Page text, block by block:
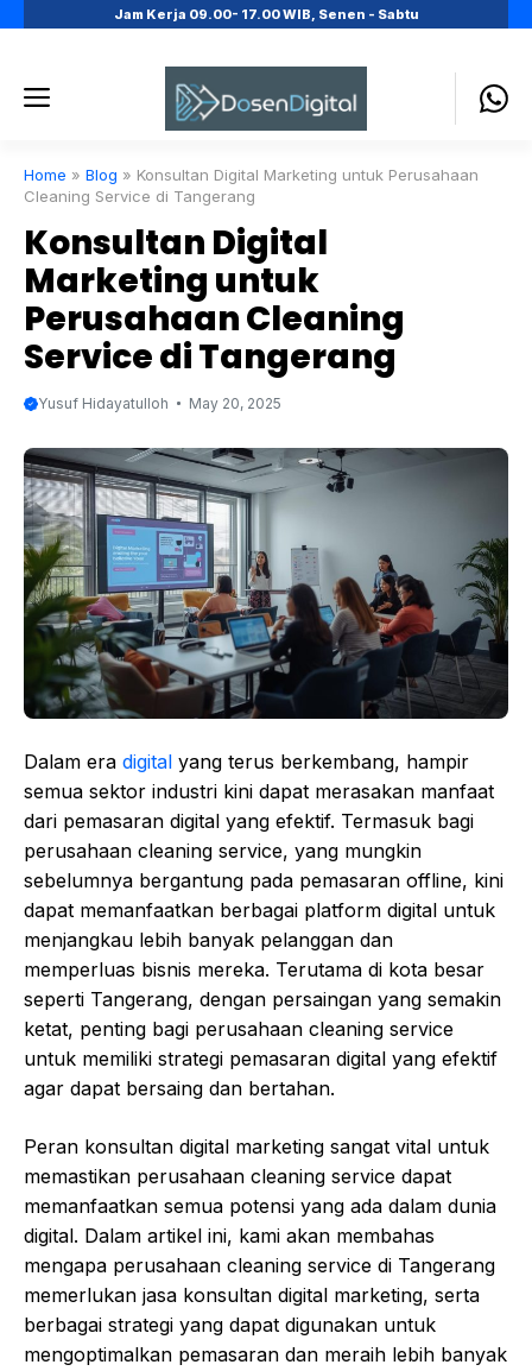
Jam Kerja 09.00- 17.00 WIB, Senen - Sabtu
Menu
Home » Blog » Konsultan Digital Marketing untuk Perusahaan
Cleaning Service di Tangerang
Konsultan Digital
Marketing untuk
Perusahaan Cleaning
Service di Tangerang
Yusuf Hidayatulloh May 20, 2025
Dalam era digital yang terus berkembang, hampir
semua sektor industri kini dapat merasakan manfaat
dari pemasaran digital yang efektif. Termasuk bagi
perusahaan cleaning service, yang mungkin
sebelumnya bergantung pada pemasaran offline, kini
dapat memanfaatkan berbagai platform digital untuk
menjangkau lebih banyak pelanggan dan
memperluas bisnis mereka. Terutama di kota besar
seperti Tangerang, dengan persaingan yang semakin
ketat, penting bagi perusahaan cleaning service
untuk memiliki strategi pemasaran digital yang efektif
agar dapat bersaing dan bertahan.
Peran konsultan digital marketing sangat vital untuk
memastikan perusahaan cleaning service dapat
memanfaatkan semua potensi yang ada dalam dunia
digital. Dalam artikel ini, kami akan membahas
mengapa perusahaan cleaning service di Tangerang
memerlukan jasa konsultan digital marketing, serta
berbagai strategi yang dapat digunakan untuk
mengoptimalkan pemasaran dan meraih lebih banyak